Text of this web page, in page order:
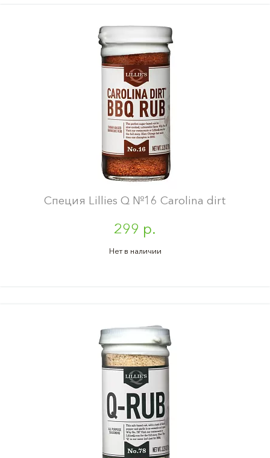
Специя Lillies Q №16 Carolina dirt
299 р.
Нет в наличии